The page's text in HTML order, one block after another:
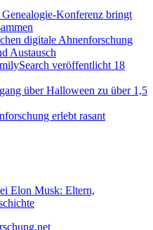
Konferenz bringt
digitale Ahnenforschung
Austausch
veröffentlicht 18
über Halloween zu über 1,5
erlebt rasant
Elon Musk: Eltern,